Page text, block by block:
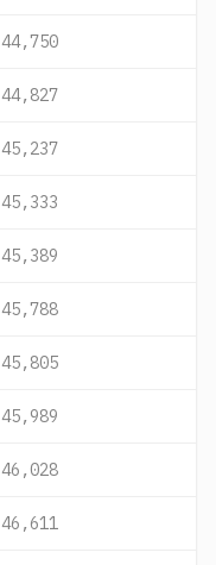
44,750
44,827
45,237
45,333
45,389
45,788
45,805
45,989
46,028
46,611